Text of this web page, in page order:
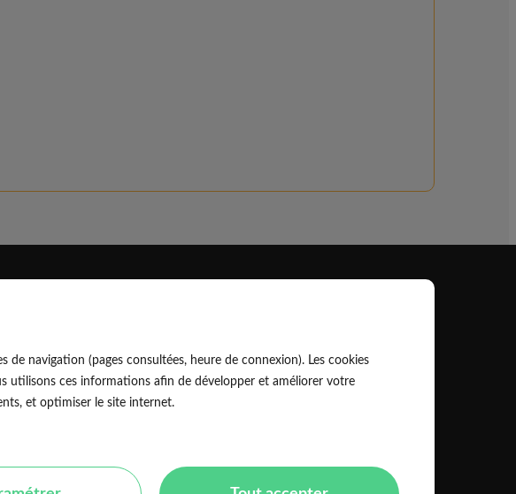
EldoPro pour les artisans et pros
EldoNetwork pour les réseaux, marques et industriels
Règles de classement des artisans
navigation (pages consultées, heure de connexion). Les cookies
utilisons ces informations afin de développer et améliorer votre
et optimiser le site internet.